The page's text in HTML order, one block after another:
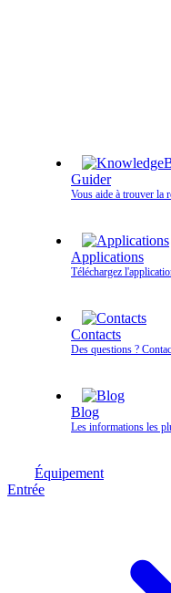
Guider
Vous aide à trouver la
Applications
Téléchargez
Contacts
Des questions ?
Blog
Les informations les
Équipement
Entrée